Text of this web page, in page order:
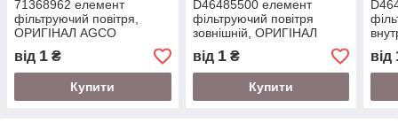
71368962 елемент
фільтруючий повітря,
ОРИГІНАЛ AGCO
від 1 ₴
Купити
D46485500 елемент
фільтруючий повітря
зовнішній, ОРИГІНАЛ
AGCO
від 1₴
Купити
від